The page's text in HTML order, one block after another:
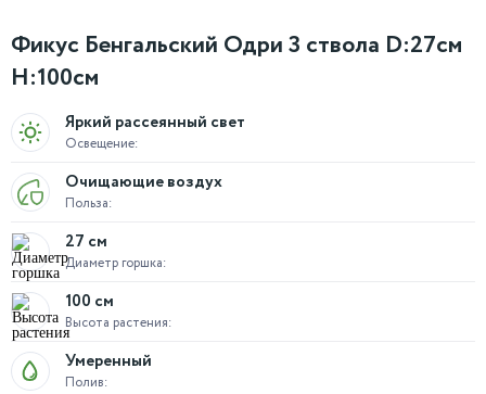
Фикус Бенгальский Одри 3 ствола D:27см
H:100см
Освещение:
Яркий рассеянный свет
Польза:
Очищающие воздух
Диаметр горшка:
27 см
Высота растения:
100 см
Полив:
Умеренный